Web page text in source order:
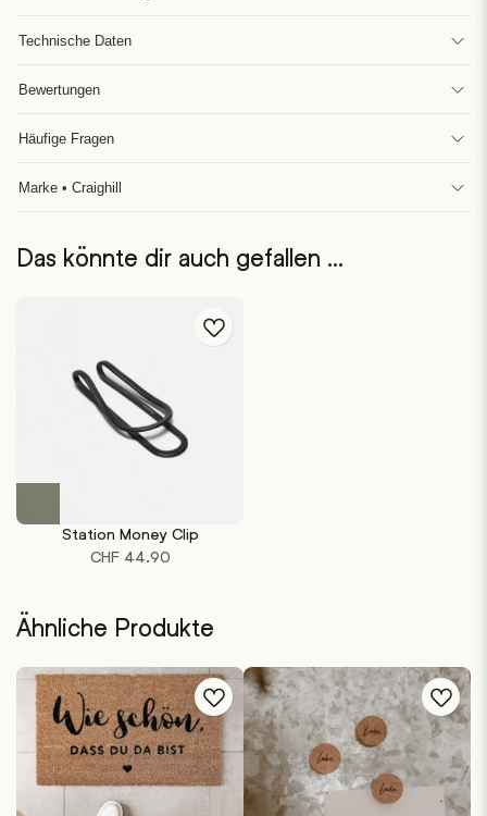
Technische Daten
Bewertungen
Häufige Fragen
Marke • Craighill
Das könnte dir auch gefallen …
weist
mehrere
auf.
Die
können
auf
der
Produktseite
gewählt
werden
Station Money Clip
CHF44.90
Ähnliche Produkte